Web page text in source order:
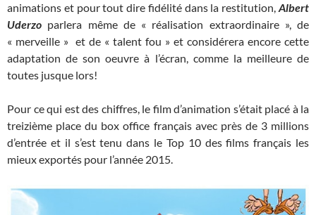
animations et pour tout dire fidélité dans la restitution, Albert
Uderzo parlera même de « réalisation extraordinaire », de
« merveille » et de « talent fou » et considérera encore cette
adaptation de son oeuvre à l’écran, comme la meilleure de
toutes jusque lors!
Pour ce qui est des chiffres, le film d’animation s’était placé à la
treizième place du box office français avec près de 3 millions
d’entrée et il s’est tenu dans le Top 10 des films français les
mieux exportés pour l’année 2015.